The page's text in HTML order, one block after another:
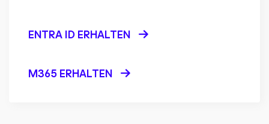
ENTRA ID ERHALTEN
M365 ERHALTEN